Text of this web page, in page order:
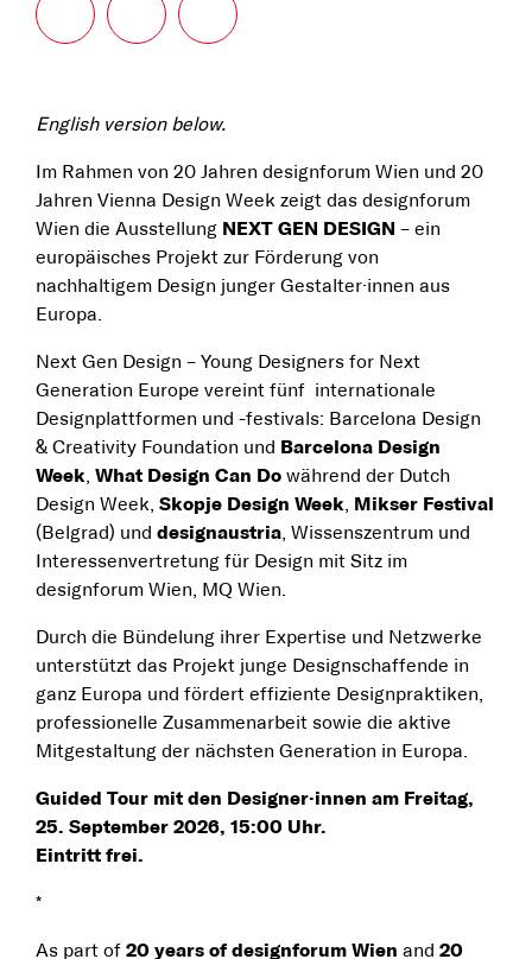
English version below.
Im Rahmen von 20 Jahren designforum Wien und 20
Jahren Vienna Design Week zeigt das designforum
Wien die Ausstellung NEXT GEN DESIGN – ein
europäisches Projekt zur Förderung von
nachhaltigem Design junger Gestalter·innen aus
Europa.
Next Gen Design – Young Designers for Next
Generation Europe vereint fünf internationale
Designplattformen und -festivals: Barcelona Design
& Creativity Foundation und Barcelona Design
Week What Design Can Do während der Dutch
Design Week, Skopje Design Week
Mikser Festival
(Belgrad) und designaustria , Wissenszentrum und
Interessenvertretung für Design mit Sitz im
designforum Wien, MQ Wien.
Durch die Bündelung ihrer Expertise und Netzwerke
unterstützt das Projekt junge Designschaffende in
ganz Europa und fördert effiziente Designpraktiken,
professionelle Zusammenarbeit sowie die aktive
Mitgestaltung der nächsten Generation in Europa.
Guided Tour mit den Designer·innen am Freitag,
25. September 2026, 15:00 Uhr.
Eintritt frei.
*
As part of 20 years of designforum Wien and 20